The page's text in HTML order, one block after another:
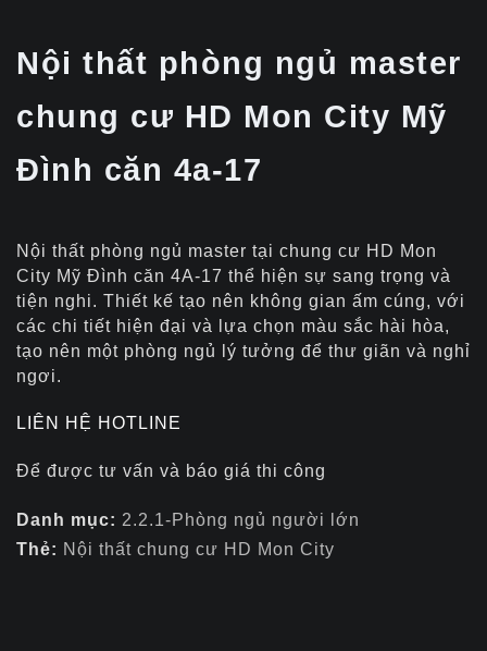
Nội thất phòng ngủ master
chung cư HD Mon City Mỹ
Đình căn 4a-17
Nội thất phòng ngủ master tại chung cư HD Mon
City Mỹ Đình căn 4A-17 thể hiện sự sang trọng và
tiện nghi. Thiết kế tạo nên không gian ấm cúng, với
các chi tiết hiện đại và lựa chọn màu sắc hài hòa,
tạo nên một phòng ngủ lý tưởng để thư giãn và nghỉ
ngơi.
LIÊN HỆ HOTLINE
Để được tư vấn và báo giá thi công
Danh mục: 2.2.1-Phòng ngủ người lớn
Thẻ: Nội thất chung cư HD Mon City